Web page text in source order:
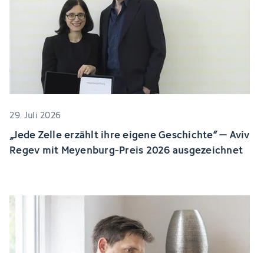
29. Juli 2026
„Jede Zelle erzählt ihre eigene Geschichte“ – Aviv
Regev mit Meyenburg-Preis 2026 ausgezeichnet